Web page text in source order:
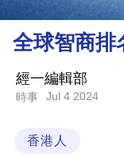
理
財
全球智商排
經一編輯部
時事 Jul 4 2024
香港人